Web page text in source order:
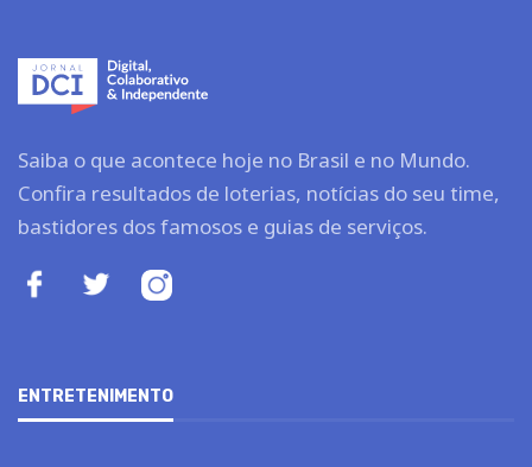
Saiba o que acontece hoje no Brasil e no Mundo.
Confira resultados de loterias, notícias do seu time,
bastidores dos famosos e guias de serviços.
ENTRETENIMENTO